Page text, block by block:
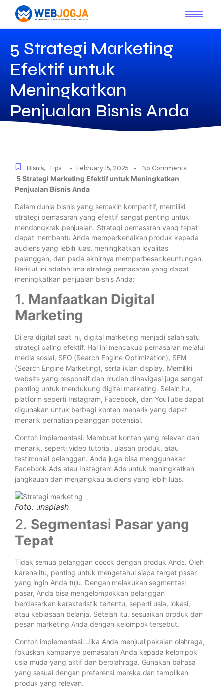
5 Strategi Marketing
Efektif untuk
Meningkatkan
Penjualan Bisnis Anda
Bisnis, Tips - February 15, 2025 - No Comments
5 Strategi Marketing Efektif untuk Meningkatkan
Penjualan Bisnis Anda
Dalam dunia bisnis yang semakin kompetitif, memiliki
strategi pemasaran yang efektif sangat penting untuk
mendongkrak penjualan. Strategi pemasaran yang tepat
dapat membantu Anda memperkenalkan produk kepada
audiens yang lebih luas, meningkatkan loyalitas
pelanggan, dan pada akhirnya memperbesar keuntungan.
Berikut ini adalah lima strategi pemasaran yang dapat
meningkatkan penjualan bisnis Anda:
1. Manfaatkan Digital
Marketing
Di era digital saat ini, digital marketing menjadi salah satu
strategi paling efektif. Hal ini mencakup pemasaran melalui
media sosial, SEO (Search Engine Optimization), SEM
(Search Engine Marketing), serta iklan display. Memiliki
website yang responsif dan mudah dinavigasi juga sangat
penting untuk mendukung digital marketing. Selain itu,
platform seperti Instagram, Facebook, dan YouTube dapat
digunakan untuk berbagi konten menarik yang dapat
menarik perhatian pelanggan potensial.
Contoh implementasi: Membuat konten yang relevan dan
menarik, seperti video tutorial, ulasan produk, atau
testimonial pelanggan. Anda juga bisa menggunakan
Facebook Ads atau Instagram Ads untuk meningkatkan
jangkauan dan menjangkau audiens yang lebih luas.
Foto: unsplash
2. Segmentasi Pasar yang
Tepat
Tidak semua pelanggan cocok dengan produk Anda. Oleh
karena itu, penting untuk mengetahui siapa target pasar
yang ingin Anda tuju. Dengan melakukan segmentasi
pasar, Anda bisa mengelompokkan pelanggan
berdasarkan karakteristik tertentu, seperti usia, lokasi,
atau kebiasaan belanja. Setelah itu, sesuaikan produk dan
pesan marketing Anda dengan kelompok tersebut.
Contoh implementasi: Jika Anda menjual pakaian olahraga,
fokuskan kampanye pemasaran Anda kepada kelompok
usia muda yang aktif dan berolahraga. Gunakan bahasa
yang sesuai dengan preferensi mereka dan tampilkan
produk yang relevan.